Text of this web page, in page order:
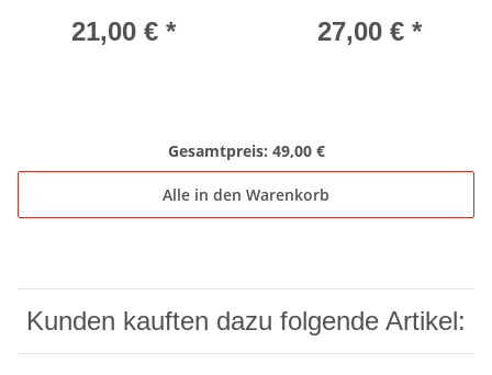
21,00 € * 27,00 € *
Gesamtpreis: 49,00 €
Alle in den Warenkorb
Kunden kauften dazu folgende Artikel: